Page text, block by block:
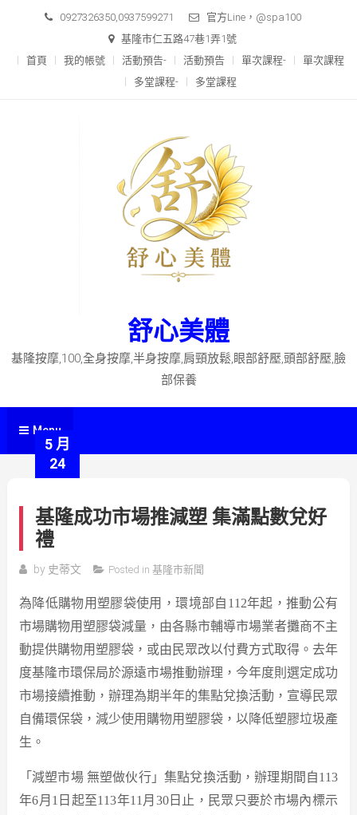
content
0927326350,0937599271
官方Line，@spa100
基隆市仁五路47巷1弄1號
首頁
我的帳號 活動預告- 活動預告 單次課程-
單次課程
多堂課程-
多堂課程
舒心美體
基隆按摩,100,全身按摩,半身按摩,肩頸放鬆,眼部舒壓,頭部舒壓,臉
部保養
Menu
5 月
24
基隆成功市場推減塑 集滿點數兌好
禮
by 史蒂文 Posted in 基隆市新聞
為降低購物用塑膠袋使用，環境部自112年起，推動公有
市場購物用塑膠袋減量，由各縣市輔導市場業者攤商不主
動提供購物用塑膠袋，或由民眾改以付費方式取得。去年
度基隆市環保局於源遠市場推動辦理，今年度則選定成功
市場接續推動，辦理為期半年的集點兌換活動，宣導民眾
自備環保袋，減少使用購物用塑膠袋，以降低塑膠垃圾產
生。
「減塑市場 無塑做伙行」集點兌換活動，辦理期間自113
年6月1日起至113年11月30日止，民眾只要於市場內標示